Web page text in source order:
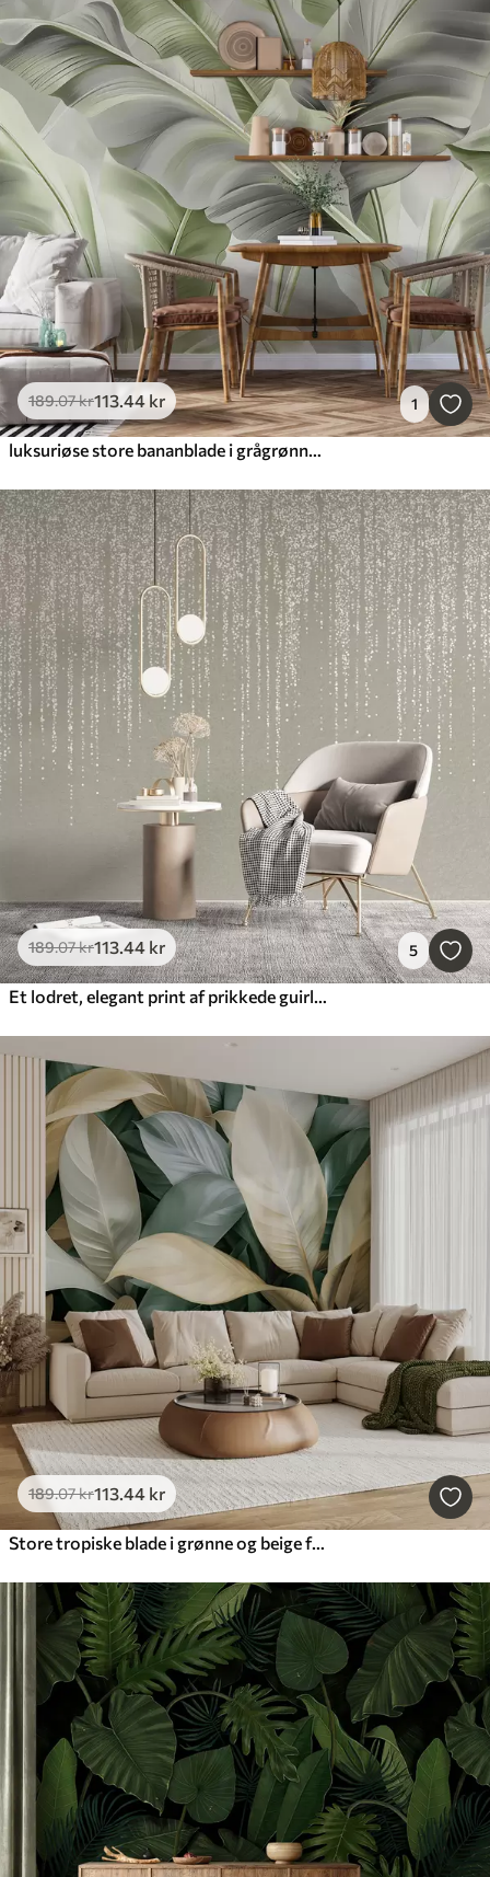
189.07kr113.44 kr 1
luksuriøse store bananblade i grågrønne toner
189.07kr113.44 kr 5
Et lodret, elegant print af prikkede guirlander på en beige tekstureret baggrund, der skaber en følelse af dybde og bevægelse
189.07kr113.44 kr
Store tropiske blade i grønne og beige farver